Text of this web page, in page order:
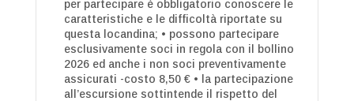
per partecipare è obbligatorio conoscere le
caratteristiche e le difficoltà riportate su
questa locandina; • possono partecipare
esclusivamente soci in regola con il bollino
2026 ed anche i non soci preventivamente
assicurati -costo 8,50 € • la partecipazione
all’escursione sottintende il rispetto del